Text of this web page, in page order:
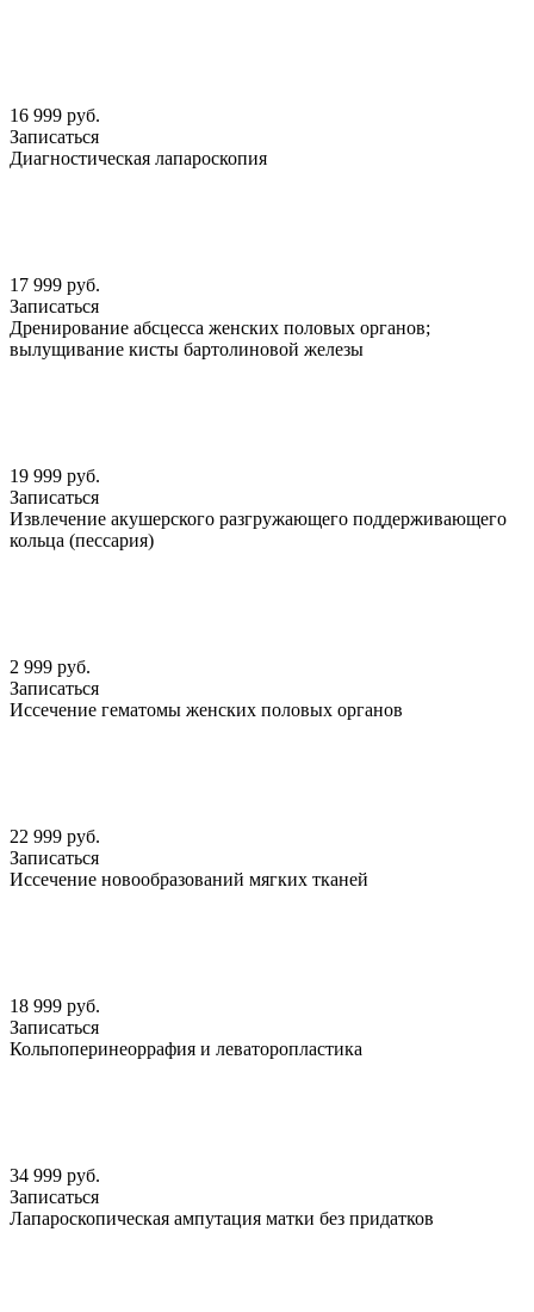
16 999 руб.
Записаться
Диагностическая лапароскопия
17 999 руб.
Записаться
Дренирование абсцесса женских половых органов;
вылущивание кисты бартолиновой железы
19 999 руб.
Записаться
Извлечение акушерского разгружающего поддерживающего
кольца (пессария)
2 999 руб.
Записаться
Иссечение гематомы женских половых органов
22 999 руб.
Записаться
Иссечение новообразований мягких тканей
18 999 руб.
Записаться
Кольпоперинеоррафия и леваторопластика
34 999 руб.
Записаться
Лапароскопическая ампутация матки без придатков